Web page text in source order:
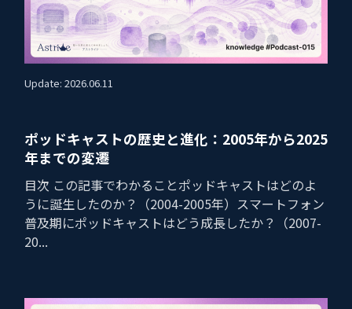
Update: 2026.06.11
ポッドキャストの歴史と進化：2005年から2025
年までの変遷
目次 この記事でわかることポッドキャストはどのよ
うに誕生したのか？（2004-2005年）スマートフォン
普及期にポッドキャストはどう成長したか？（2007-
20...